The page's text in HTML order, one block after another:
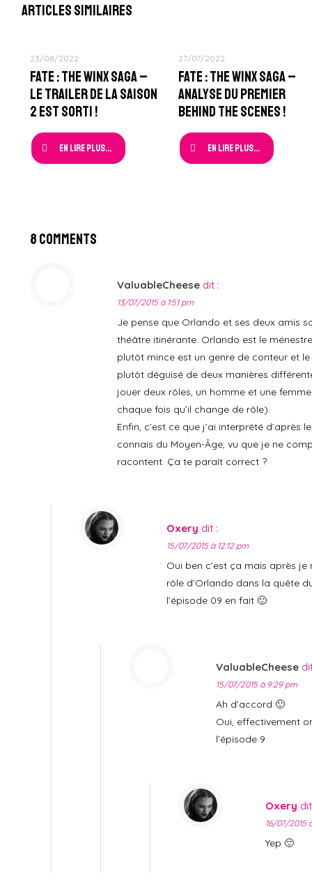
Articles similaires
23/08/2022
Fate : The Winx Saga –
Le Trailer de la Saison
2 est sorti !
En lire plus...
27/07/2022
Fate : The Winx Saga –
Analyse du Premier
Behind The Scenes !
En lire plus...
8 Comments
ValuableCheese dit :
13/07/2015 à 1:51 pm
Je pense que Orlando et ses deux amis
théâtre itinérante. Orlando est le
plutôt mince est un genre de conteur et
plutôt déguisé de deux manières
jouer deux rôles, un homme et une
chaque fois qu’il change de rôle).
Enfin, c’est ce que j’ai interprété d’après
connais du Moyen-Âge, vu que je ne
racontent. Ça te paraît correct ?
Oxery dit :
15/07/2015 à 12:12 pm
Oui ben c’est ça mais après
rôle d’Orlando dans la quête
l’épisode 09 en fait 🙂
ValuableCheese
15/07/2015 à 9:29 pm
Ah d’accord 🙂
Oui, effectivement
l’épisode 9
Oxery
16/07/2015
Yep 🙂